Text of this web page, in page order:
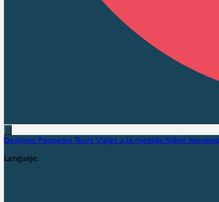
Destinos Paquetes Tours Viajes a la medida Sobre nosotros
Lenguaje: